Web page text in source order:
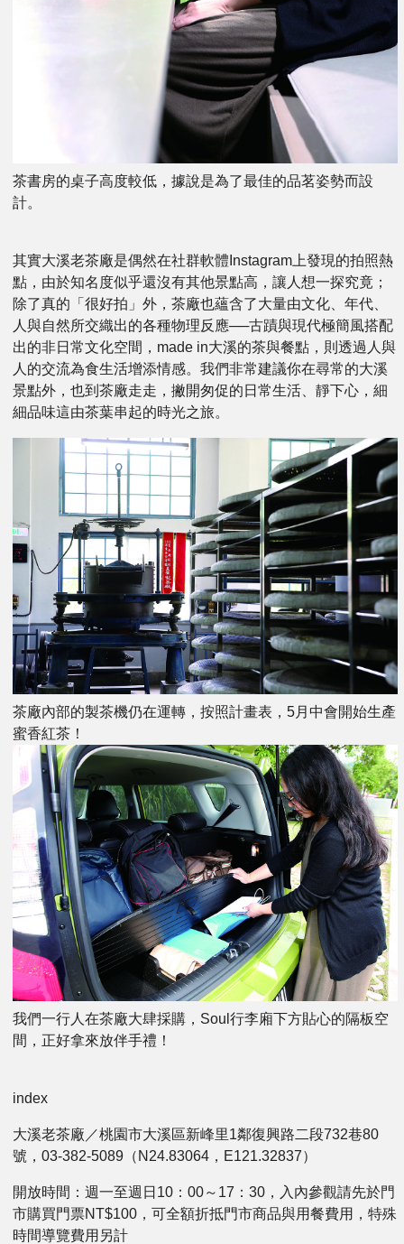
茶書房的桌子高度較低，據說是為了最佳的品茗姿勢而設
計。
其實大溪老茶廠是偶然在社群軟體Instagram上發現的拍照熱
點，由於知名度似乎還沒有其他景點高，讓人想一探究竟；
除了真的「很好拍」外，茶廠也蘊含了大量由文化、年代、
人與自然所交織出的各種物理反應──古蹟與現代極簡風搭配
出的非日常文化空間，made in大溪的茶與餐點，則透過人與
人的交流為食生活增添情感。我們非常建議你在尋常的大溪
景點外，也到茶廠走走，撇開匆促的日常生活、靜下心，細
細品味這由茶葉串起的時光之旅。
茶廠內部的製茶機仍在運轉，按照計畫表，5月中會開始生產
蜜香紅茶！
我們一行人在茶廠大肆採購，Soul行李廂下方貼心的隔板空
間，正好拿來放伴手禮！
index
大溪老茶廠／桃園市大溪區新峰里1鄰復興路二段732巷80
號，03-382-5089（N24.83064，E121.32837）
開放時間：週一至週日10：00～17：30，入內參觀請先於門
市購買門票NT$100，可全額折抵門市商品與用餐費用，特殊
時間導覽費用另計